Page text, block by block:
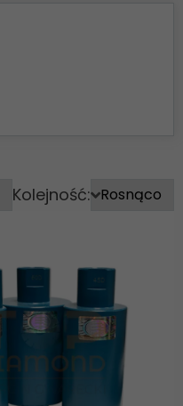
Kolejność: